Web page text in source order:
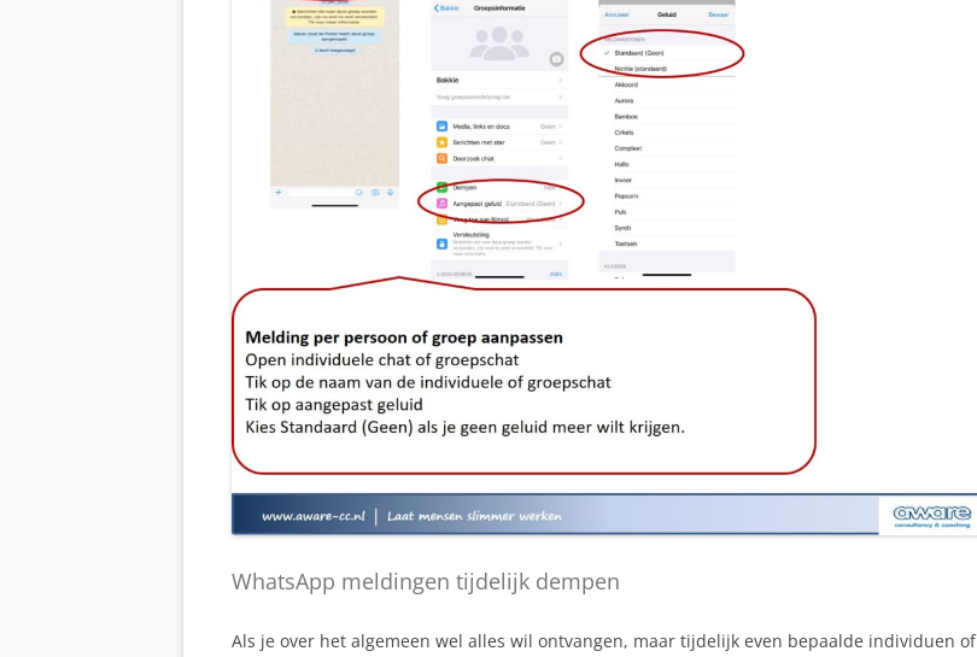
WhatsApp meldingen tijdelijk dempen
Als je over het algemeen wel alles wil ontvangen, maar tijdelijk even bepaalde individuen of